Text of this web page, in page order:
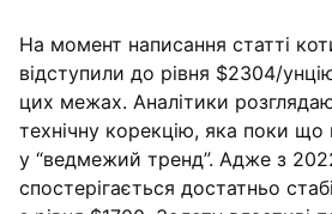
На момент написання статті
відступили до рівня $2304/
цих межах. Аналітики
технічну корекцію, яка поки
у “ведмежий тренд”. Адже з
спостерігається достатньо